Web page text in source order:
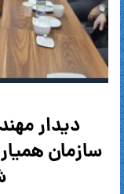
دیدار
سازمان